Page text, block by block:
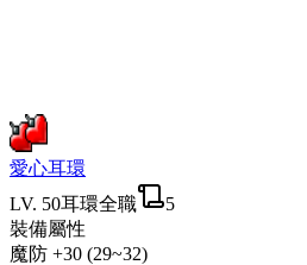
愛心耳環
LV. 50耳環全職
5
裝備屬性
魔防 +30 (29~32)